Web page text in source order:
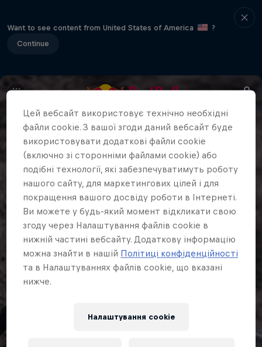
Want to see content from United States of America
?
Continue
Цей вебсайт використовує технічно необхідні
файли cookie. З вашої згоди даний вебсайт буде
використовувати додаткові файли cookie
(включно зі сторонніми файлами cookie) або
подібні технології, які забезпечуватимуть роботу
нашого сайту, для маркетингових цілей і для
покращення вашого досвіду роботи в Інтернеті.
Ви можете у будь-який момент відкликати свою
згоду через Налаштування файлів cookie в
нижній частині вебсайту. Додаткову інформацію
можна знайти в нашій Політиці конфіденційності
та в Налаштуваннях файлів cookie, що вказані
нижче.
Налаштування cookie